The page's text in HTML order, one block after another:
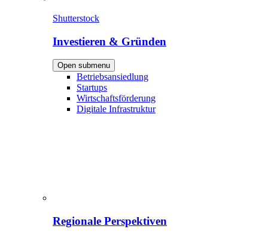
Shutterstock
Investieren & Gründen
Open submenu
Betriebsansiedlung
Startups
Wirtschaftsförderung
Digitale Infrastruktur
Regionale Perspektiven